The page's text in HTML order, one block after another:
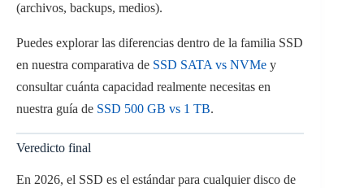
(archivos, backups, medios).
Puedes explorar las diferencias dentro de la familia SSD
en nuestra comparativa de SSD SATA vs NVMe y
consultar cuánta capacidad realmente necesitas en
nuestra guía de SSD 500 GB vs 1 TB.
Veredicto final
En 2026, el SSD es el estándar para cualquier disco de